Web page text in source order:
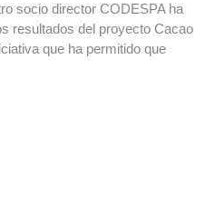
socio director CODESPA ha
resultados del proyecto Cacao
que ha permitido que